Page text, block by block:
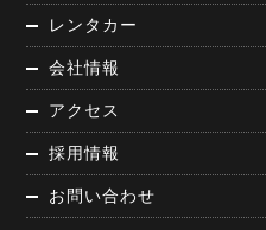
レンタカー
会社情報
アクセス
採用情報
お問い合わせ